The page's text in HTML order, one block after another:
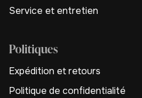
Service et entretien
Politiques
Expédition et retours
Politique de confidentialité